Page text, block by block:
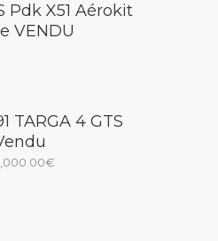
Pdk X51 Aérokit
VENDU
TARGA 4 GTS
€